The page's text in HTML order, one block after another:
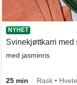
NYHET
Svinekjøttkarri med
med jasminris
25 min